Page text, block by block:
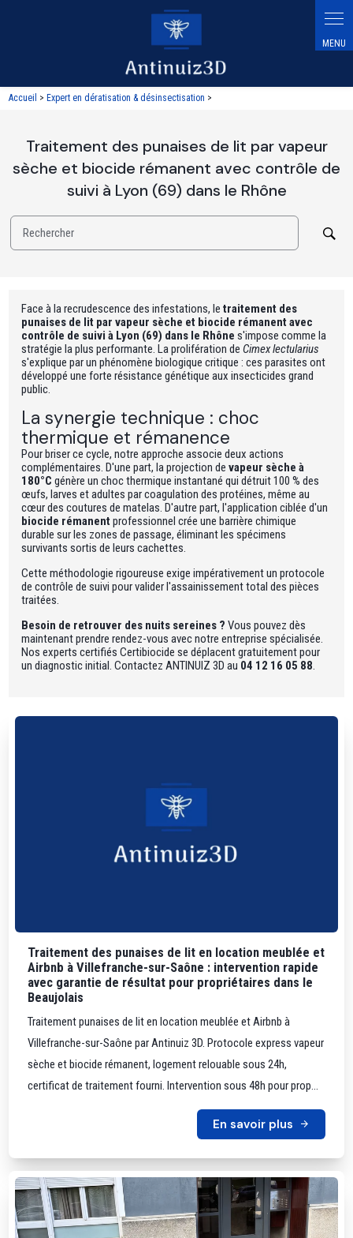
Accueil > Expert en dératisation & désinsectisation >
Traitement des punaises de lit par vapeur
sèche et biocide rémanent avec contrôle de
suivi à Lyon (69) dans le Rhône
Rechercher
Face à la recrudescence des infestations, letraitement des
punaises de lit par vapeur sèche et biocide rémanent avec
contrôle de suivi à Lyon (69) dans le Rhône s'impose comme la
stratégie la plus performante. La prolifération deCimex lectularius
s'explique par un phénomène biologique critique : ces parasites ont
développé une forte résistance génétique aux insecticides grand
public.
La synergie technique : choc
thermique et rémanence
Pour briser ce cycle, notre approche associe deux actions
complémentaires. D'une part, la projection devapeur sèche à
180°C génère un choc thermique instantané qui détruit 100 % des
œufs, larves et adultes par coagulation des protéines, même au
cœur des coutures de matelas. D'autre part, l'application ciblée d'un
biocide rémanentprofessionnel crée une barrière chimique
durable sur les zones de passage, éliminant les spécimens
survivants sortis de leurs cachettes.
Cette méthodologie rigoureuse exige impérativement un protocole
de contrôle de suivi pour valider l'assainissement total des pièces
traitées.
Besoin de retrouver des nuits sereines ? Vous pouvez dès
maintenant prendre rendez-vous avec notre entreprise spécialisée.
Nos experts certifiés Certibiocide se déplacent gratuitement pour
un diagnostic initial. Contactez ANTINUIZ 3D au 04 12 16 05 88.
Traitement des punaises de lit en location meublée et
Airbnb à Villefranche-sur-Saône : intervention rapide
avec garantie de résultat pour propriétaires dans le
Beaujolais
Traitement punaises de lit en location meublée et Airbnb à
Villefranche-sur-Saône par Antinuiz 3D. Protocole express vapeur
sèche et biocide rémanent, logement relouable sous 24h,
certificat de traitement fourni. Intervention sous 48h pour prop...
En savoir plus